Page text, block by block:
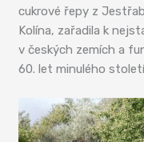
cukrové řepy z
Kolína, zařadila k
v českých zemích a
60. let minulého